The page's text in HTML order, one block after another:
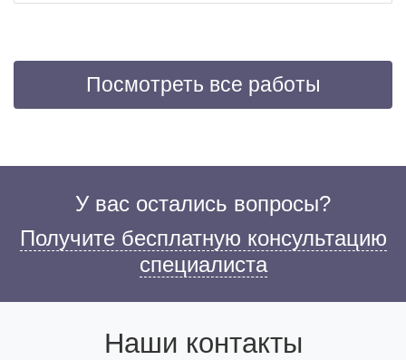
Посмотреть все работы
У вас остались вопросы?
Получите бесплатную консультацию
специалиста
Наши контакты